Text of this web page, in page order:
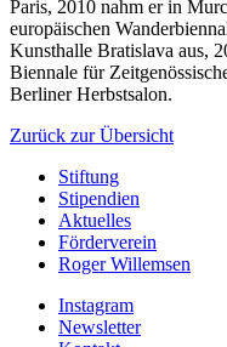
Paris, 2010 nahm er in
europäischen
Kunsthalle Bratislava aus,
Biennale für
Berliner Herbstsalon.
Zurück zur Übersicht
Stiftung
Stipendien
Aktuelles
Förderverein
Roger Willemsen
Instagram
Newsletter